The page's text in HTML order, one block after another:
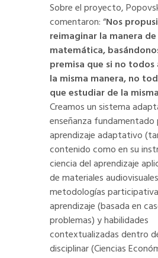
Sobre el proyecto,
comentaron: “Nos
reimaginar la manera
matemática,
premisa que si no
la misma manera, no
que estudiar de la
Creamos un sistema
enseñanza fundamentado
aprendizaje adaptativo
contenido como en su
ciencia del aprendizaje
de materiales
metodologías
aprendizaje (basada en
problemas) y habilidades
contextualizadas dentro
disciplinar (Ciencias